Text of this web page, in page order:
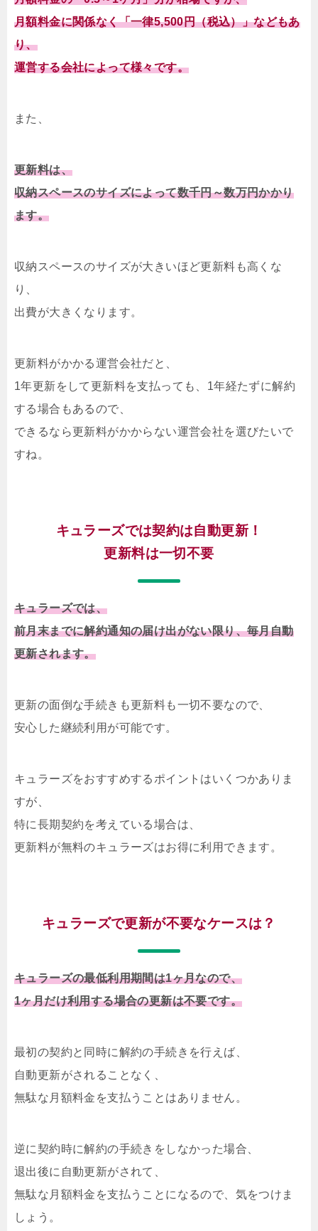
月額料金に関係なく「一律5,500円（税込）」などもあ
り、
運営する会社によって様々です。
また、
更新料は、
収納スペースのサイズによって数千円～数万円かかり
ます。
収納スペースのサイズが大きいほど更新料も高くな
り、
出費が大きくなります。
更新料がかかる運営会社だと、
1年更新をして更新料を支払っても、1年経たずに解約
する場合もあるので、
できるなら更新料がかからない運営会社を選びたいで
すね。
キュラーズでは契約は自動更新！
更新料は一切不要
キュラーズでは、
前月末までに解約通知の届け出がない限り、毎月自動
更新されます。
更新の面倒な手続きも更新料も一切不要なので、
安心した継続利用が可能です。
キュラーズをおすすめするポイントはいくつかありま
すが、
特に長期契約を考えている場合は、
更新料が無料のキュラーズはお得に利用できます。
キュラーズで更新が不要なケースは？
キュラーズの最低利用期間は1ヶ月なので、
1ヶ月だけ利用する場合の更新は不要です。
最初の契約と同時に解約の手続きを行えば、
自動更新がされることなく、
無駄な月額料金を支払うことはありません。
逆に契約時に解約の手続きをしなかった場合、
退出後に自動更新がされて、
無駄な月額料金を支払うことになるので、気をつけま
しょう。